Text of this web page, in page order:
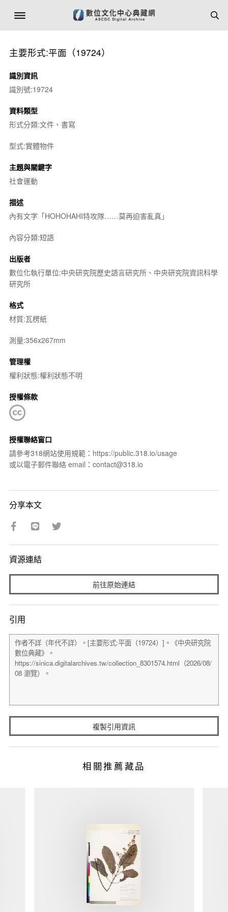
主要形式:平面（19724）
識別資訊
識別號:19724
資料類型
形式分類:文件、書寫
型式:實體物件
主題與關鍵字
社會運動
描述
內有文字「HOHOHAHI特攻隊……莫再迫害亂真」
內容分類:短語
出版者
數位化執行單位:中央研究院歷史語言研究所、中央研究院資訊科學
研究所
格式
材質:瓦楞紙
測量:356x267mm
管理權
權利狀態:權利狀態不明
授權條款
授權聯絡窗口
請參考318網站使用規範：https://public.318.io/usage
或以電子郵件聯絡 email：contact@318.io
分享本文
資源連結
前往原始連結
引用
複製引用資訊
相關推薦藏品